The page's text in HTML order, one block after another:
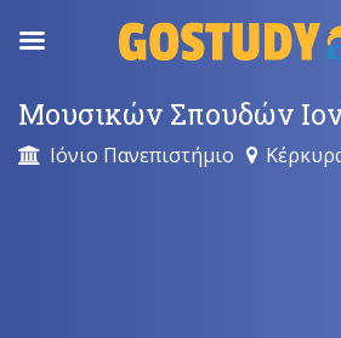
content
Μουσικών Σπουδών
Ιόνιο Πανεπιστήμιο